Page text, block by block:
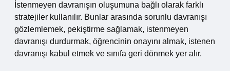
İstenmeyen davranışın oluşumuna bağlı olarak farklı
stratejiler kullanılır. Bunlar arasında sorunlu davranışı
gözlemlemek, pekiştirme sağlamak, istenmeyen
davranışı durdurmak, öğrencinin onayını almak, istenen
davranışı kabul etmek ve sınıfa geri dönmek yer alır.